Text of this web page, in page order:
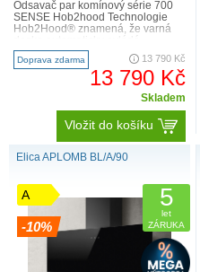
Odsavač par komínový série 700
SENSE Hob2hood Technologie
Hob2Hood® znamená, že varná
nastavení odsavače par. Během
vaření..
Doprava zdarma 13 790 Kč
13 790 Kč
Skladem
Vložit do košíku
Elica APLOMB BL/A/90
A
-10%
5
let
ZÁRUKA